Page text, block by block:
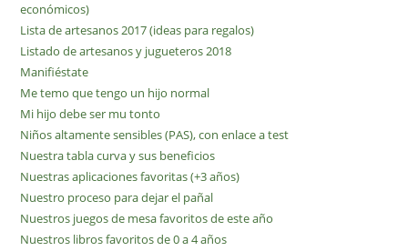
económicos)
Lista de artesanos 2017 (ideas para regalos)
Listado de artesanos y jugueteros 2018
Manifiéstate
Me temo que tengo un hijo normal
Mi hijo debe ser mu tonto
Niños altamente sensibles (PAS), con enlace a test
Nuestra tabla curva y sus beneficios
Nuestras aplicaciones favoritas (+3 años)
Nuestro proceso para dejar el pañal
Nuestros juegos de mesa favoritos de este año
Nuestros libros favoritos de 0 a 4 años